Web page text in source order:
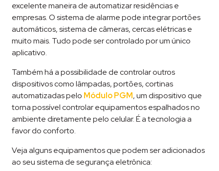
excelente maneira de automatizar residências e
empresas. O sistema de alarme pode integrar portões
automáticos, sistema de câmeras, cercas elétricas e
muito mais. Tudo pode ser controlado por um único
aplicativo.
Também há a possibilidade de controlar outros
dispositivos como lâmpadas, portões, cortinas
automatizadas pelo Módulo PGM, um dispositivo que
torna possível controlar equipamentos espalhados no
ambiente diretamente pelo celular. É a tecnologia a
favor do conforto.
Veja alguns equipamentos que podem ser adicionados
ao seu sistema de segurança eletrônica: